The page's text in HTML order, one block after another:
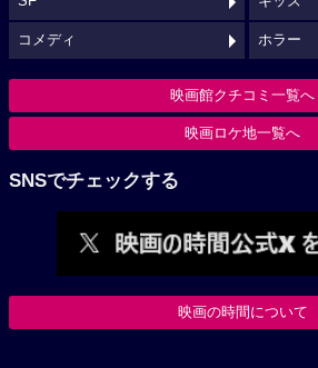
コメディ ホラー
映画館クチコミ一覧へ
映画ロケ地一覧へ
SNSでチェックする
映画の時間について